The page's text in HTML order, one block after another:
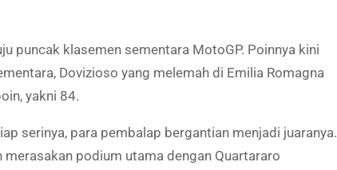
puncak klasemen sementara MotoGP. Poinnya kini
Dovizioso yang melemah di Emilia Romagna
yakni 84.
serinya, para pembalap bergantian menjadi juaranya.
podium utama dengan Quartararo